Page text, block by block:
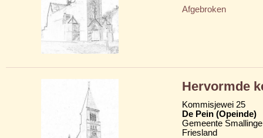
Afgebroken
Hervormde
Kommisjewei 25
De Pein (Opeinde)
Gemeente
Friesland